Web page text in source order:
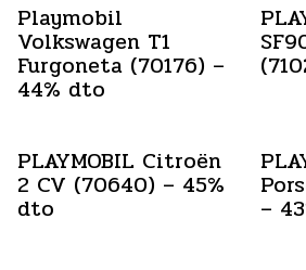
Playmobil
Volkswagen T1
Furgoneta (70176) –
44% dto
PLAYMOBIL Citroën
2 CV (70640) – 45%
dto –